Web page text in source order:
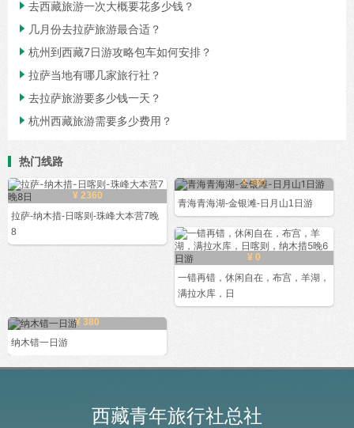
 去西藏旅游一次大概要花多少钱？
 几月份去拉萨旅游最合适？
 杭州到西藏7日游攻略包车如何安排？
 拉萨当地有哪几家旅行社？
 去拉萨旅游要多少钱一天？
 杭州西藏旅游需要多少费用？
热门线路
¥ 2360
拉萨-纳木措-日喀则-珠峰大本营7晚
8
¥ 360
青海青海湖-金银滩-日月山1日游
¥ 0
一错再错，休闲自在，布宫，羊湖，
满拉水库，日
¥ 380
纳木错一日游
西藏青年旅行社总社